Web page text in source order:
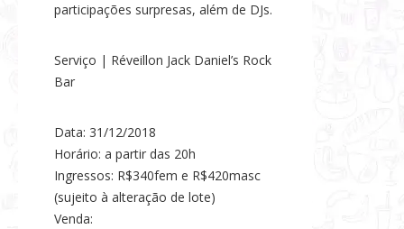
participações surpresas, além de DJs.
Serviço | Réveillon Jack Daniel’s Rock
Bar
Data: 31/12/2018
Horário: a partir das 20h
Ingressos: R$340fem e R$420masc
(sujeito à alteração de lote)
Venda: